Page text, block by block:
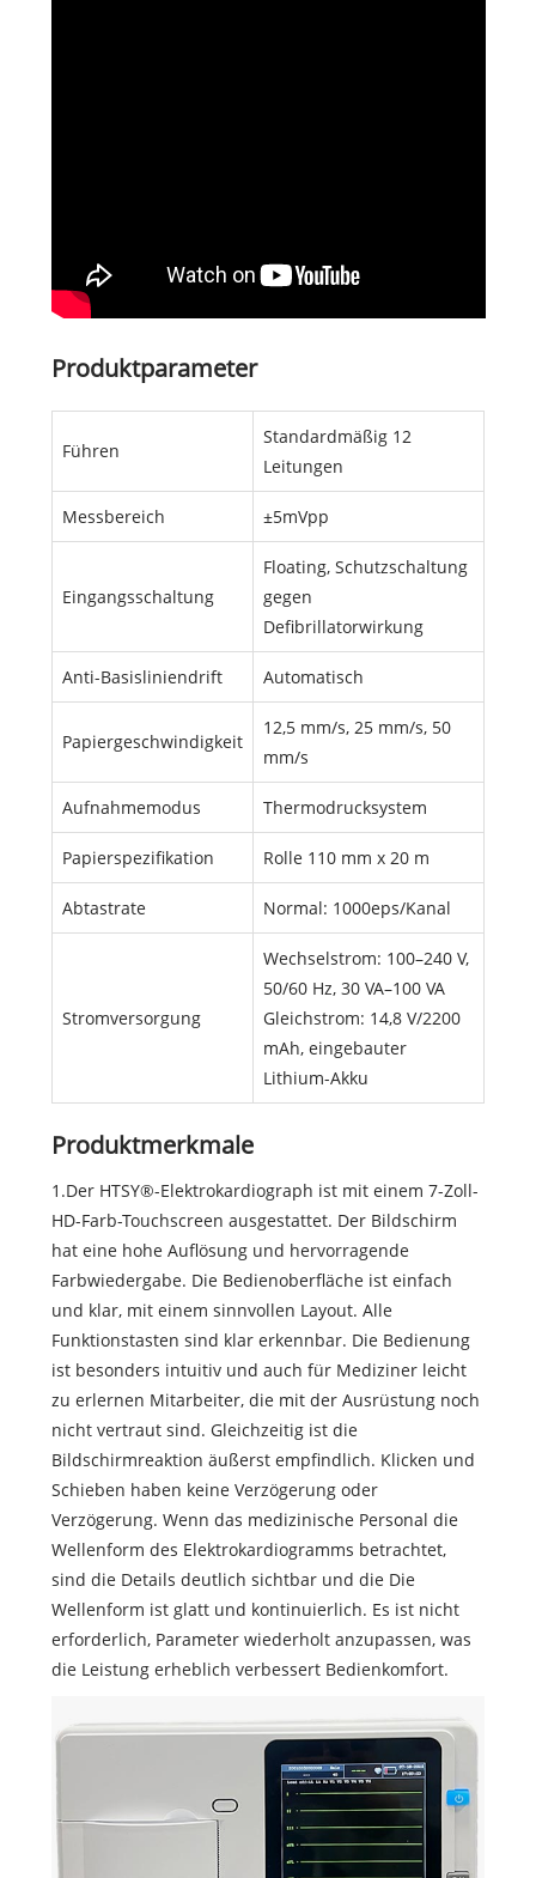
Produktparameter
Führen
Standardmäßig 12
Leitungen
Messbereich ±5mVpp
Eingangsschaltung
Floating, Schutzschaltung
gegen
Defibrillatorwirkung
Anti-Basisliniendrift Automatisch
Papiergeschwindigkeit
12,5 mm/s, 25 mm/s, 50
mm/s
Aufnahmemodus Thermodrucksystem
Papierspezifikation Rolle 110 mm x 20 m
Abtastrate Normal: 1000eps/Kanal
Stromversorgung
Wechselstrom: 100–240 V,
50/60 Hz, 30 VA–100 VA
Gleichstrom: 14,8 V/2200
mAh, eingebauter
Lithium-Akku
Produktmerkmale
1.Der HTSY®-Elektrokardiograph ist mit einem 7-Zoll-
HD-Farb-Touchscreen ausgestattet. Der Bildschirm
hat eine hohe Auflösung und hervorragende
Farbwiedergabe. Die Bedienoberfläche ist einfach
und klar, mit einem sinnvollen Layout. Alle
Funktionstasten sind klar erkennbar. Die Bedienung
ist besonders intuitiv und auch für Mediziner leicht
zu erlernen Mitarbeiter, die mit der Ausrüstung noch
nicht vertraut sind. Gleichzeitig ist die
Bildschirmreaktion äußerst empfindlich. Klicken und
Schieben haben keine Verzögerung oder
Verzögerung. Wenn das medizinische Personal die
Wellenform des Elektrokardiogramms betrachtet,
sind die Details deutlich sichtbar und die Die
Wellenform ist glatt und kontinuierlich. Es ist nicht
erforderlich, Parameter wiederholt anzupassen, was
die Leistung erheblich verbessert Bedienkomfort.